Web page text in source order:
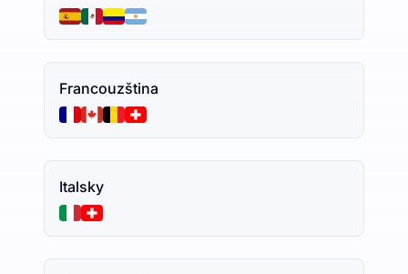
Francouzština
Italsky